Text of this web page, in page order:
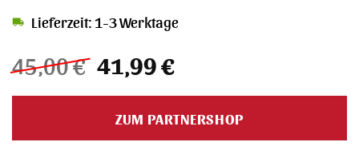
45,00€ Ursprünglicher
Preis
war:
45,00 €
41,99€Aktueller
ist:
41,99 €.
Lieferzeit: 1-3 Werktage
ZUM PARTNERSHOP